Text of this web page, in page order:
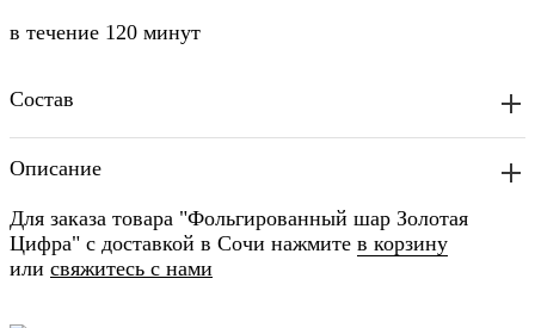
в течение 120 минут
Состав
Описание
Для заказа товара "Фольгированный шар Золотая
Цифра" с доставкой в Сочи нажмите в корзину
или свяжитесь с нами